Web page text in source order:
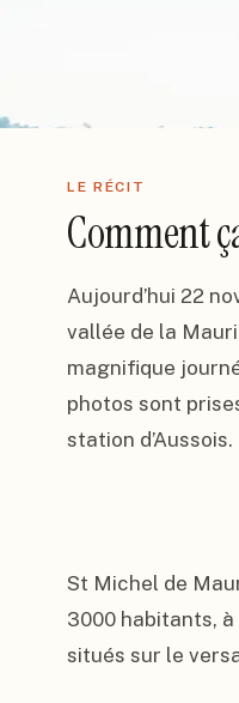
LE RÉCIT
Comment
Aujourd’hui 22
vallée de la
magnifique
photos sont
station d’Aussois.
St Michel de
3000 habitants,
situés sur le